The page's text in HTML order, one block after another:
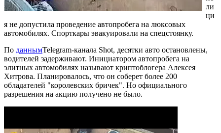
ли
ци
я не допустила проведение автопробега на люксовых
автомобилях. Спорткары эвакуировали на спецстоянку.
По даннымTelegram-канала Shot, десятки авто остановлены,
водителей задерживают. Инициатором автопробега на
элитных автомобилях называют криптоблогера Алексея
Хитрова. Планировалось, что он соберет более 200
обладателей "королевских бричек". Но официального
разрешения на акцию получено не было.